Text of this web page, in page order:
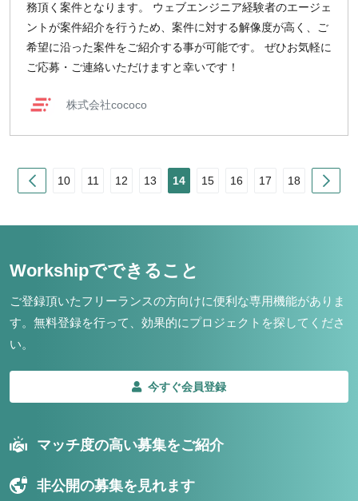
務頂く案件となります。 ウェブエンジニア経験者のエージェ
ントが案件紹介を行うため、案件に対する解像度が高く、ご
希望に沿った案件をご紹介する事が可能です。 ぜひお気軽に
ご応募・ご連絡いただけますと幸いです！
株式会社cococo
Prev
10 11 12 13 14 15 16 17 18
Workshipでできること
ご登録頂いたフリーランスの方向けに便利な専用機能がありま
す。 無料登録を行って、効果的にプロジェクトを探してくださ
い。
今すぐ会員登録
マッチ度の高い募集をご紹介
非公開の募集を見れます